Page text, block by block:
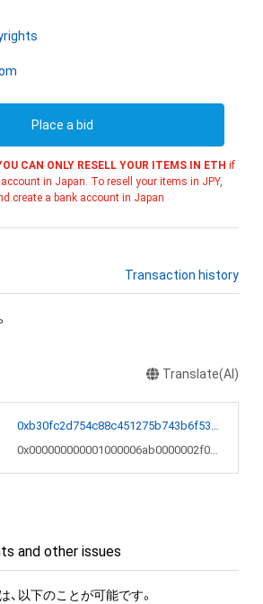
Place a bid
CAN ONLY RESELL YOUR ITEMS IN ETH if
in Japan. To resell your items in JPY,
create a bank account in Japan
Transaction history
Translate(AI)
0xb30fc2d754c88c451275b743b6f530f19f643683
0x000000000001000006ab0000002f06aa
and other issues
以下のことが可能です。